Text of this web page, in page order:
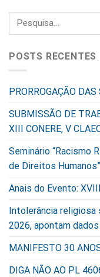
POSTS RECENTES
PRORROGAÇÃO
SUBMISSÃO DE
XIII CONERE, V
Seminário “Racismo
de Direitos Humanos”
Anais do Evento:
Intolerância
2026, apontam
MANIFESTO 30
DIGA NÃO AO PL